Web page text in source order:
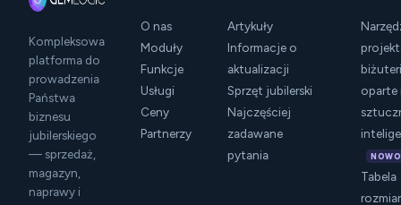
Kompleksowa
platforma do
prowadzenia
Państwa
biznesu
jubilerskiego
— sprzedaż,
magazyn,
naprawy i
O nas
Moduły
Funkcje
Usługi
Ceny
Partnerzy
Artykuły
Informacje o
aktualizacji
Sprzęt jubilerski
Najczęściej
zadawane
pytania
oparte
Tabela